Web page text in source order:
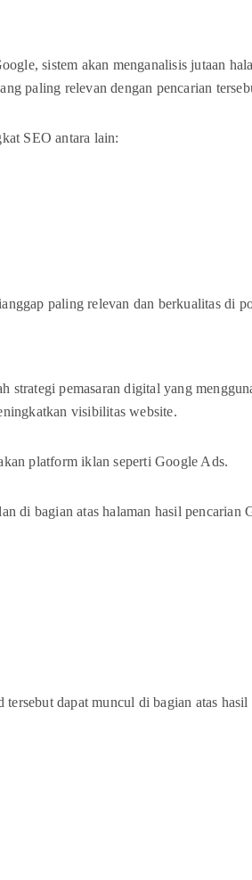
sistem akan menganalisis jutaan
paling relevan dengan pencarian
SEO antara lain:
paling relevan dan berkualitas di
strategi pemasaran digital yang
visibilitas website.
platform iklan seperti Google Ads.
di bagian atas halaman hasil pencarian
dapat muncul di bagian atas hasil